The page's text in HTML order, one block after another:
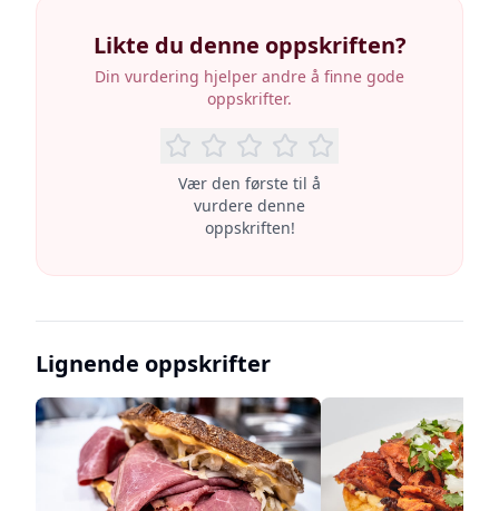
Likte du denne oppskriften?
Din vurdering hjelper andre å finne gode
oppskrifter.
Vær den første til å
vurdere denne
oppskriften!
Lignende oppskrifter